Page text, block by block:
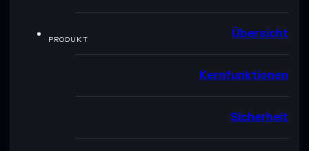
PRODUKT Übersicht
Kernfunktionen
Sicherheit